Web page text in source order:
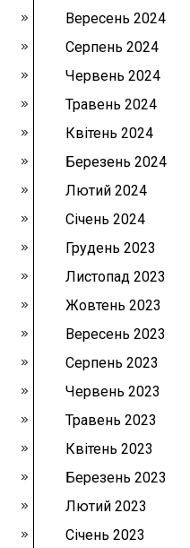
Вересень 2024
Серпень 2024
Червень 2024
Травень 2024
Квітень 2024
Березень 2024
Лютий 2024
Січень 2024
Грудень 2023
Листопад 2023
Жовтень 2023
Вересень 2023
Серпень 2023
Червень 2023
Травень 2023
Квітень 2023
Березень 2023
Лютий 2023
Січень 2023